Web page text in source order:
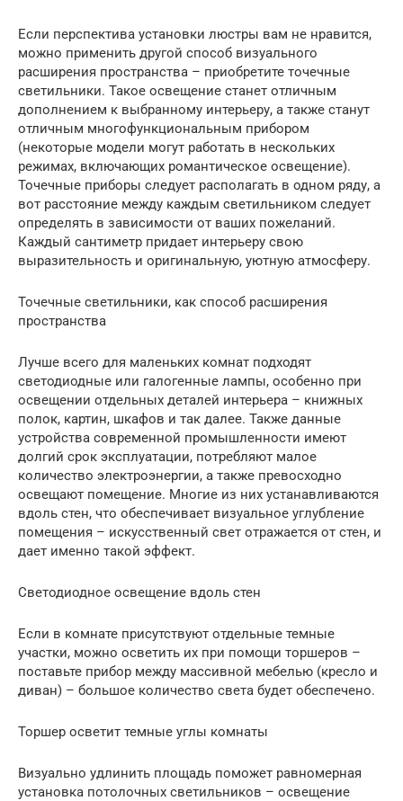
Если перспектива установки люстры вам не нравится,
можно применить другой способ визуального
расширения пространства – приобретите точечные
светильники. Такое освещение станет отличным
дополнением к выбранному интерьеру, а также станут
отличным многофункциональным прибором
(некоторые модели могут работать в нескольких
режимах, включающих романтическое освещение).
Точечные приборы следует располагать в одном ряду, а
вот расстояние между каждым светильником следует
определять в зависимости от ваших пожеланий.
Каждый сантиметр придает интерьеру свою
выразительность и оригинальную, уютную атмосферу.
Точечные светильники, как способ расширения
пространства
Лучше всего для маленьких комнат подходят
светодиодные или галогенные лампы, особенно при
освещении отдельных деталей интерьера – книжных
полок, картин, шкафов и так далее. Также данные
устройства современной промышленности имеют
долгий срок эксплуатации, потребляют малое
количество электроэнергии, а также превосходно
освещают помещение. Многие из них устанавливаются
вдоль стен, что обеспечивает визуальное углубление
помещения – искусственный свет отражается от стен, и
дает именно такой эффект.
Светодиодное освещение вдоль стен
Если в комнате присутствуют отдельные темные
участки, можно осветить их при помощи торшеров –
поставьте прибор между массивной мебелью (кресло и
диван) – большое количество света будет обеспечено.
Торшер осветит темные углы комнаты
Визуально удлинить площадь поможет равномерная
установка потолочных светильников – освещение